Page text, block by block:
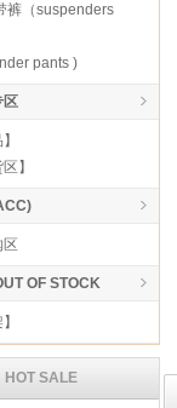
裤（suspenders
pants )
区
】
区
OF STOCK
HOT SALE